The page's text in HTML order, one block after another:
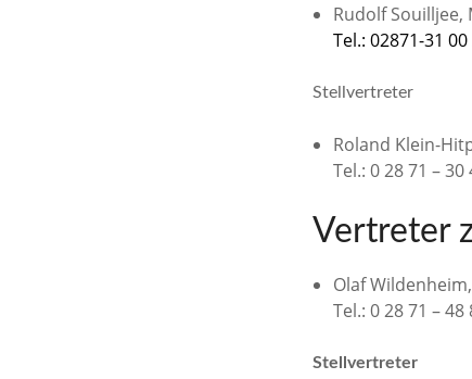
Rudolf
Tel.: 02871-31
Stellvertreter
Roland Klein-
Tel.: 0 28 71 – 30
Vertreter
Olaf
Tel.: 0 28 71 – 48
Stellvertreter